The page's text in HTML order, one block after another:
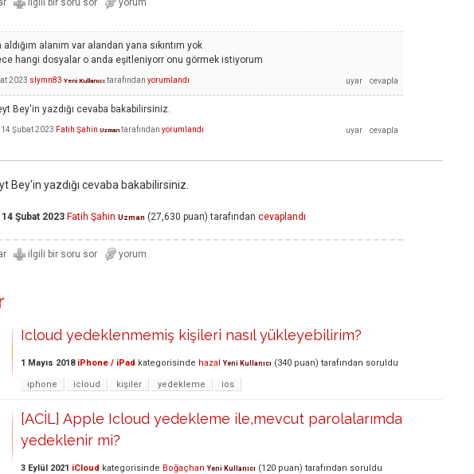
aldığım alanım var alandan yana sıkıntım yok
hangi dosyalar o anda eşitleniyorr onu görmek istiyorum
2023 slymn83 Yeni Kullanıcı tarafından yorumlandı
Bey'in yazdığı cevaba bakabilirsiniz.
14 Şubat 2023 Fatih Şahin Uzman tarafından yorumlandı
Bey'in yazdığı cevaba bakabilirsiniz.
14 Şubat 2023 Fatih Şahin Uzman (27,630 puan) tarafından cevaplandı
Icloud yedeklenmemiş kişileri nasıl yükleyebilirim?
1 Mayıs 2018 iPhone / iPad kategorisinde hazal Yeni Kullanıcı (340 puan) tarafından soruldu
iphone icloud kişiler yedekleme ios
[ACİL] Apple Icloud yedekleme ile,mevcut parolalarımda
yedeklenir mi?
3 Eylül 2021 iCloud kategorisinde Boğaçhan Yeni Kullanıcı (120 puan) tarafından soruldu